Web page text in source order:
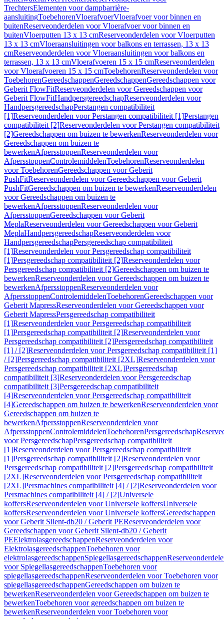
TrechtersElementen voor dampbarrière-
aansluitingToebehorenVloerafvoerVloerafvoer voor binnen en
buitenReserveonderdelen voor Vloerafvoer voor binnen en
buitenVloerputten 13 x 13 cmReserveonderdelen voor Vloerputten
13 x 13 cmVloeraansluitingen voor balkons en terrassen, 13 x 13
cmReserveonderdelen voor Vloeraansluitingen voor balkons en
terrassen, 13 x 13 cmVloerafvoeren 15 x 15 cmReserveonderdelen
voor Vloerafvoeren 15 x 15 cmToebehorenReserveonderdelen voor
ToebehorenGereedschappenGereedschappenGereedschappen voor
Geberit FlowFitReserveonderdelen voor Gereedschappen voor
Geberit FlowFitHandpersgereedschapReserveonderdelen voor
HandpersgereedschapPerstangen compatibiliteit
[1]Reserveonderdelen voor Perstangen compatibiliteit [1]Perstangen
compatibiliteit [2]Reserveonderdelen voor Perstangen compatibiliteit
[2]Gereedschappen om buizen te bewerkenReserveonderdelen voor
Gereedschappen om buizen te
bewerkenAfpersstoppenReserveonderdelen voor
AfpersstoppenControlemiddelenToebehorenReserveonderdelen
voor ToebehorenGereedschappen voor Geberit
PushFitReserveonderdelen voor Gereedschappen voor Geberit
PushFitGereedschappen om buizen te bewerkenReserveonderdelen
voor Gereedschappen om buizen te
bewerkenAfpersstoppenReserveonderdelen voor
AfpersstoppenGereedschappen voor Geberit
MeplaReserveonderdelen voor Gereedschappen voor Geberit
MeplaHandpersgereedschapReserveonderdelen voor
HandpersgereedschapPersgereedschap compatibiliteit
[1]Reserveonderdelen voor Persgereedschap compatibiliteit
[1]Persgereedschap compatibiliteit [2]Reserveonderdelen voor
Persgereedschap compatibiliteit [2]Gereedschappen om buizen te
bewerkenReserveonderdelen voor Gereedschappen om buizen te
bewerkenAfpersstoppenReserveonderdelen voor
AfpersstoppenControlemiddelenToebehorenGereedschappen voor
Geberit MapressReserveonderdelen voor Gereedschappen voor
Geberit MapressPersgereedschap compatibiliteit
[1]Reserveonderdelen voor Persgereedschap compatibiliteit
[1]Persgereedschap compatibiliteit [2]Reserveonderdelen voor
Persgereedschap compatibiliteit [2]Persgereedschap compatibiliteit
[1] / [2]Reserveonderdelen voor Persgereedschap compatibiliteit [1]
/ [2]Persgereedschap compatibiliteit [2XL]Reserveonderdelen voor
Persgereedschap compatibiliteit [2XL]Persgereedschap
compatibiliteit [3]Reserveonderdelen voor Persgereedschap
compatibiliteit [3]Persgereedschap compatibiliteit
[4]Reserveonderdelen voor Persgereedschap compatibiliteit
[4]Gereedschappen om buizen te bewerkenReserveonderdelen voor
Gereedschappen om buizen te
bewerkenAfpersstoppenReserveonderdelen voor
AfpersstoppenControlemiddelenToebehorenPersgereedschap
voor PersgereedschapPersgereedschap compatibiliteit
[1]Reserveonderdelen voor Persgereedschap compatibiliteit
[1]Persgereedschap compatibiliteit [2]Reserveonderdelen voor
Persgereedschap compatibiliteit [2]Persgereedschap compatibiliteit
[2XL]Reserveonderdelen voor Persgereedschap compatibiliteit
[2XL]Persmachines compatibiliteit [4] / [2]Reserveonderdelen voor
Persmachines compatibiliteit [4] / [2]Universele
koffersReserveonderdelen voor Universele koffersUniversele
koffersReserveonderdelen voor Universele koffersGereedschappen
voor Geberit Silent-db20 / Geberit PEReserveonderdelen voor
Gereedschappen voor Geberit Silent-db20 / Geberit
PEElektrolasgereedschappenReserveonderdelen voor
ElektrolasgereedschappenToebehoren voor
elektrolasgereedschappenSpiegellasgereedschappen
voor SpiegellasgereedschappenToebehoren voor
spiegellasgereedschappenReserveonderdelen voor Toebehoren voor
spiegellasgereedschappenGereedschappen om buizen te
bewerkenReserveonderdelen voor Gereedschappen om buizen te
bewerkenToebehoren voor gereedschappen om buizen te
bewerkenReserveonderdelen voor Toebehoren voor